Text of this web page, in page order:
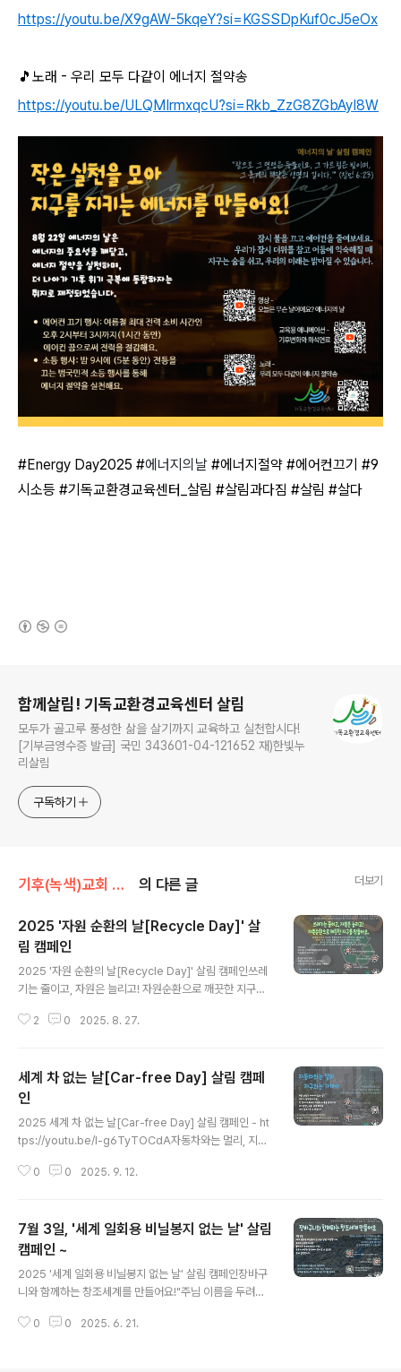
https://youtu.be/X9gAW-5kqeY?si=KGSSDpKuf0cJ5eOx
🎵노래 - 우리 모두 다같이 에너지 절약송
https://youtu.be/ULQMIrmxqcU?si=Rkb_ZzG8ZGbAyI8W
#Energy Day2025 #에너지의날 #에너지절약 #에어컨끄기 #9
시소등 #기독교환경교육센터_살림 #살림과다짐 #살림 #살다
함께살림! 기독교환경교육센터 살림
모두가 골고루 풍성한 삶을 살기까지 교육하고 실천합시다!
[기부금영수증 발급] 국민 343601-04-121652 재)한빛누
리살림
구독하기
기후(녹색)교회 이야기/생태력 캠페인 의 다른 글 더보기
2025 '자원 순환의 날[Recycle Day]' 살
림 캠페인
2025 '자원 순환의 날[Recycle Day]' 살림 캠페인쓰레
기는 줄이고, 자원은 늘리고! 자원순환으로 깨끗한 지구를
은 이 시대의 풍조를 본받지 말고, 마음을 새롭게 함으로 변
6일은,환경부와 한국폐기물협회가 함께 제정한자원순환의
날입니다. 환경부 조사에 따르면, 종량제 봉투에 담겨 버려
지는 폐기물 중에서 약 53.7%가 사실은 재활용이 가능한
자원이라고 해요. 올바른 분리배출을 통해 재활용률을 높
이고, 근본적으로 쓰레기가 발생되지 않도록 노력하는 것
이 중요합니다. 물건을 버리기 전에 재활용 할 방법은 없는
2 0 2025. 8. 27.
세계 차 없는 날[Car-free Day] 살림 캠페
인
2025 세계 차 없는 날[Car-free Day] 살림 캠페인 - ht
tps://youtu.be/I-g6TyTOCdA자동차와는 멀리, 지구
의 이름으로 하고, 그를 힘입어 하나님 아버지께 감사하라."
니다. 9월 22일은 세계 차없는 날, 우리가 일주일에 하루,
한 달에 하루라도 자동차 사용을 줄인다면 대기오염, 소음,
교통 체증을 크게 감소시킬 수 있습니다.자가용 대신 대중
교통을 이용해요짧은 거리라면 자전거를 이용하거나 걸어
니다.🌎영상 - 자동차 없는 도시가 있다고..
0 0 2025. 9. 12.
7월 3일, '세계 일회용 비닐봉지 없는 날' 살림
캠페인 ~
2025 '세계 일회용 비닐봉지 없는 날' 살림 캠페인장바구
니와 함께하는 창조세계를 만들어요!"주님 이름을 두려워
는 자들을 멸망시킬 때가 왔습니다." (요한계시록 11:18) 7
0 0 2025. 6. 21.